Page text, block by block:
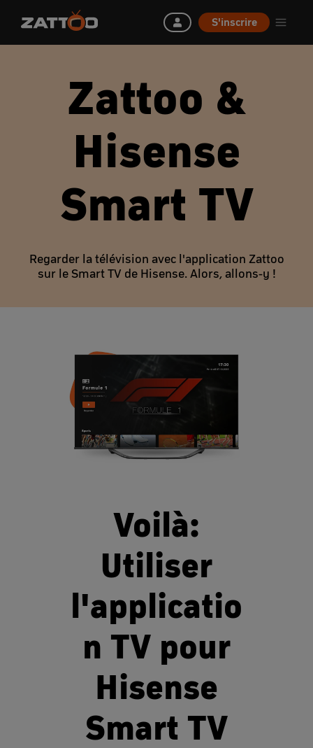
S'inscrire
Zattoo &
Hisense
Smart TV
Regarder la télévision avec l'application Zattoo
sur le Smart TV de Hisense. Alors, allons-y !
Voilà:
Utiliser
l'applicatio
n TV pour
Hisense
Smart TV